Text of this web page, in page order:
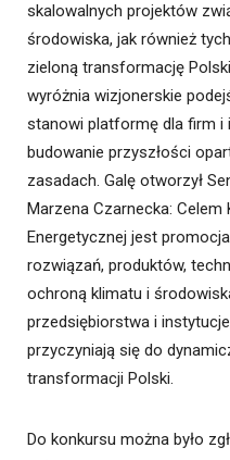
skalowalnych projektów
środowiska, jak również
zieloną transformację
wyróżnia wizjonerskie
stanowi platformę dla firm i
budowanie przyszłości
zasadach. Galę otworzył
Marzena Czarnecka:
Energetycznej jest
rozwiązań, produktów,
ochroną klimatu i
przedsiębiorstwa i
przyczyniają się do
transformacji Polski.
Do konkursu można było